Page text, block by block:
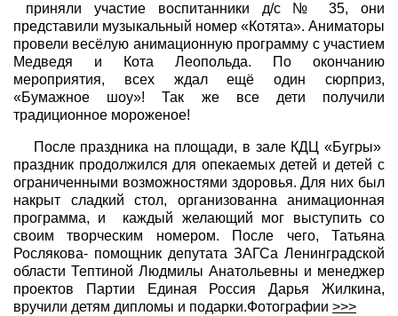
приняли участие воспитанники д/с № 35, они
представили музыкальный номер «Котята». Аниматоры
провели весёлую анимационную программу с участием
Медведя и Кота Леопольда. По окончанию
мероприятия, всех ждал ещё один сюрприз,
«Бумажное шоу»! Так же все дети получили
традиционное мороженое!
После праздника на площади, в зале КДЦ «Бугры»
праздник продолжился для опекаемых детей и детей с
ограниченными возможностями здоровья. Для них был
накрыт сладкий стол, организованна анимационная
программа, и каждый желающий мог выступить со
своим творческим номером. После чего, Татьяна
Рослякова- помощник депутата ЗАГСа Ленинградской
области Тептиной Людмилы Анатольевны и менеджер
проектов Партии Единая Россия Дарья Жилкина,
вручили детям дипломы и подарки.Фотографии >>>